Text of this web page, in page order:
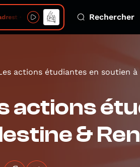
• Bodys Rechercher
actions étudiantes en soutien à
actions
&